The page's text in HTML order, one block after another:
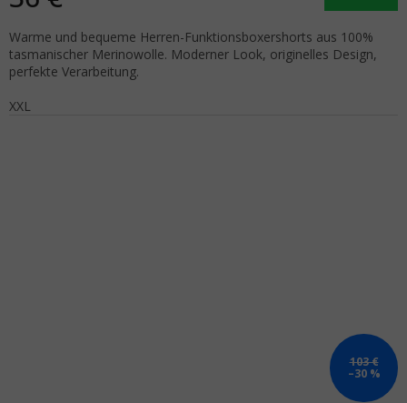
Warme und bequeme Herren-Funktionsboxershorts aus 100%
tasmanischer Merinowolle. Moderner Look, originelles Design,
perfekte Verarbeitung.
XXL
103 €
–30 %